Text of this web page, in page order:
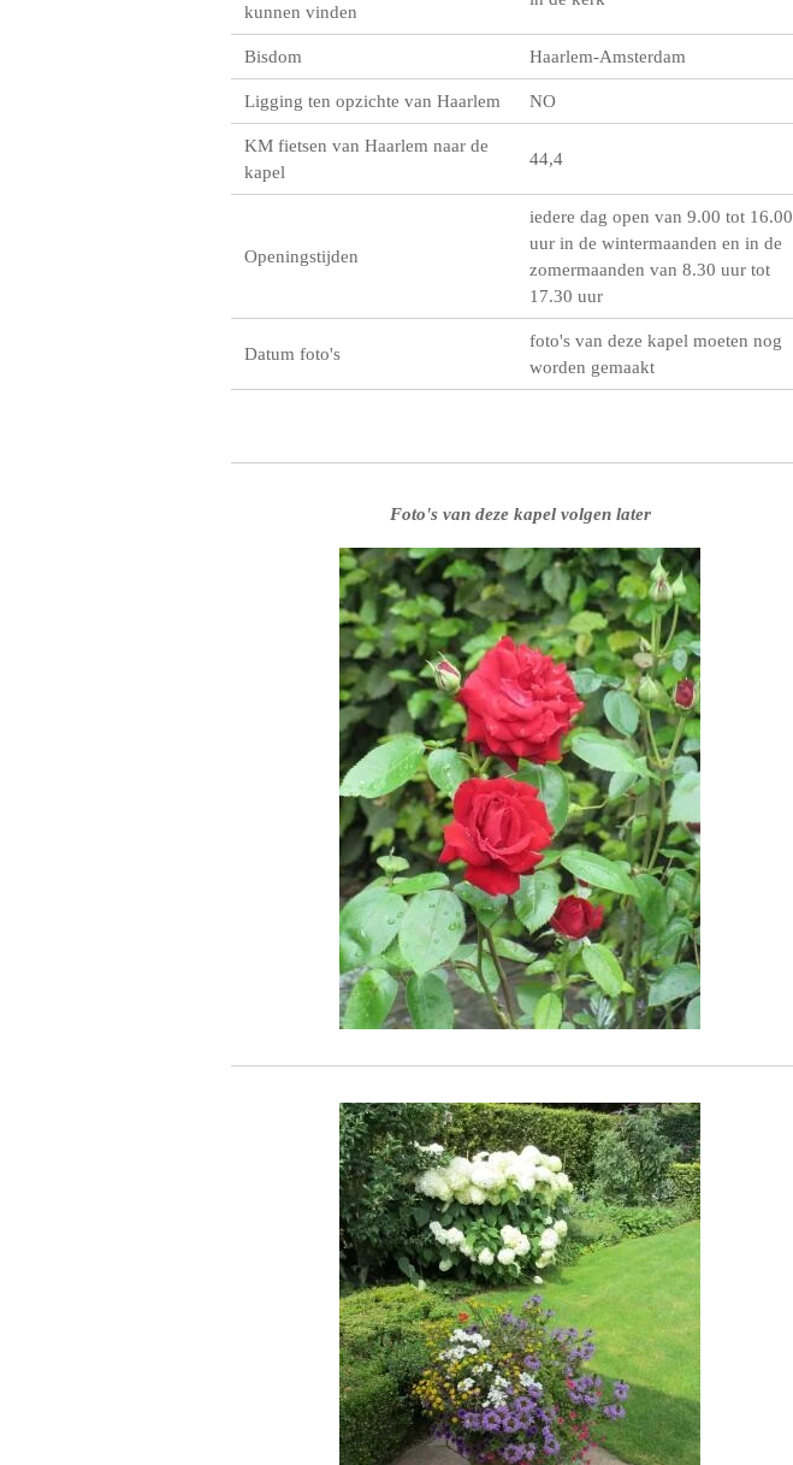
kunnen vinden
Bisdom Haarlem-Amsterdam
Ligging ten opzichte van Haarlem NO
KM fietsen van Haarlem naar de
kapel
44,4
Openingstijden
iedere dag open van 9.00 tot 16.00
uur in de wintermaanden en in de
zomermaanden van 8.30 uur tot
17.30 uur
Datum foto's
foto's van deze kapel moeten nog
worden gemaakt
Foto's van deze kapel volgen later